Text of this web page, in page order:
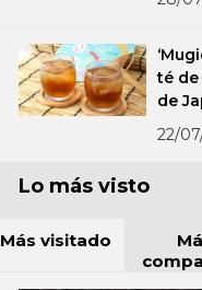
té
de
22/
Lo más visto
Más visitado